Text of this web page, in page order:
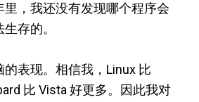
，我还没有发现哪个程序会
存的。
表现。相信我，Linux 比
比 Vista 好更多。因此我对